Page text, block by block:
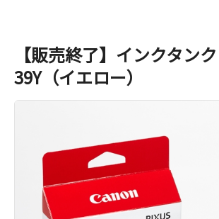
【販売終了】インクタン
39Y（イエロー）